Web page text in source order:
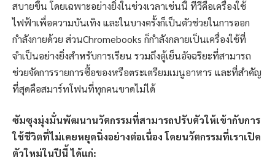
สบายขึ้น โดยเฉพาะอย่างยิ่งในช่วงเวลาเช่นนี้ ทีวีคือเครื่องใช้
ไฟฟ้าเพื่อความบันเทิง และในบางครั้งก็เป็นตัวช่วยในการออก
กำลังกายด้วย ส่วนChromebooks ก็กำลังกลายเป็นเครื่องใช้ที่
จำเป็นอย่างยิ่งสำหรับการเรียน รวมถึงตู้เย็นอัจฉริยะที่สามารถ
ช่วยจัดการรายการซื้อของหรือตระเตรียมเมนูอาหาร และที่สำคัญ
ที่สุดคือสมาร์ทโฟนที่ทุกคนขาดไม่ได้
ซัมซุงมุ่งมั่นพัฒนานวัตกรรมที่สามารถปรับตัวให้เข้ากับการ
ใช้ชีวิตที่ไม่เคยหยุดนิ่งอย่างต่อเนื่อง โดยนวัตกรรมที่เราเปิด
ตัวใหม่ในปีนี้ ได้แก่: